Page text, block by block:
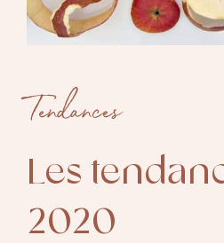
Tendances
Les
2020